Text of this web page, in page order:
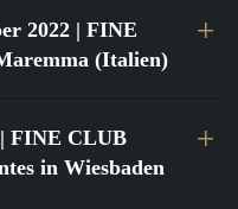
2022 | FINE
(Italien)
| FINE CLUB
in Wiesbaden